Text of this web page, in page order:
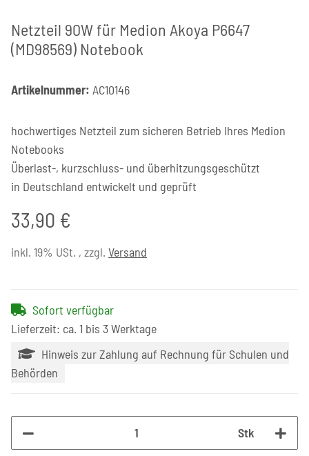
Netzteil 90W für Medion Akoya P6647
(MD98569) Notebook
Artikelnummer: AC10146
hochwertiges Netzteil zum sicheren Betrieb Ihres Medion
Notebooks
Überlast-, kurzschluss- und überhitzungsgeschützt
in Deutschland entwickelt und geprüft
33,90 €
inkl. 19% USt. , zzgl. Versand
Sofort verfügbar
Lieferzeit: ca. 1 bis 3 Werktage
Hinweis zur Zahlung auf Rechnung für Schulen und
Behörden
Stk